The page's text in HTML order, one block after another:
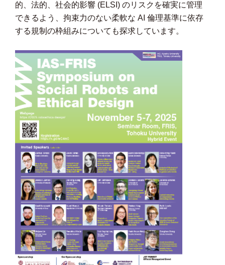
的、法的、社会的影響 (ELSI) のリスクを確実に管理
できるよう、拘束力のない柔軟な AI 倫理基準に依存
する規制の枠組みについても探求しています。